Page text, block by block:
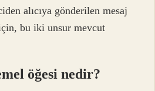
alıcıya gönderilen mesaj
bu iki unsur mevcut
öğesi nedir?